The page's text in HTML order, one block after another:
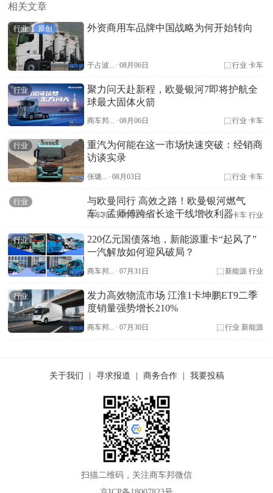
相关文章
行业 原创 外资商用车品牌中国战略为何开始转向
于占波... · 08月06日 行业 卡车
行业
聚力问天赴新程，欧曼银河7即将护航全
球最大固体火箭
商车邦... · 08月06日 行业 卡车
行业
重汽为何能在这一市场快速突破：经销商
访谈实录
张璐... · 08月03日 行业 卡车
行业
与欧曼同行 高效之路！欧曼银河燃气
车：孟师傅跨省长途干线增收利器
商车邦...·08月03日 卡车 行业
行业
220亿元国债落地，新能源重卡“起风了”
一汽解放如何迎风破局？
商车邦... · 07月31日 新能源 行业
行业
发力高效物流市场 江淮1卡坤鹏ET9二季
度销量强势增长210%
商车邦... · 07月30日 行业 新能源
关于我们 寻求报道 商务合作 我要投稿
扫描二维码，关注商车邦微信